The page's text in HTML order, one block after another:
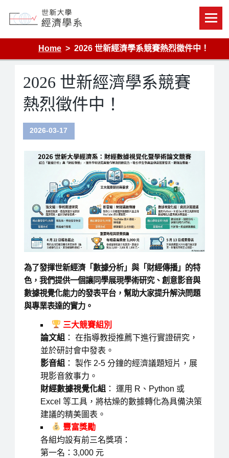
content
Department of Economics, Shih Hsin University
Home
2026 世新經濟學系競賽熱烈徵件中！
2026 世新經濟學系競賽
熱烈徵件中！
2026-03-17
為了發揮世新經濟「數據分析」與「財經傳播」的特
色，我們提供一個讓同學展現學術研究、創意影音與
數據視覺化能力的發表平台，幫助大家提升解決問題
與專業表達的實力。
三大競賽組別
論文組 ： 在指導教授推薦下進行實證研究，
並於研討會中發表。
影音組 ： 製作 2-5 分鐘的經濟議題短片，展
現影音敘事力。
財經數據視覺化組 ： 運用 R、Python 或
Excel 等工具，將枯燥的數據轉化為具備決策
建議的精美圖表。
豐富獎勵
各組均設有前三名獎項：
第一名：3,000 元